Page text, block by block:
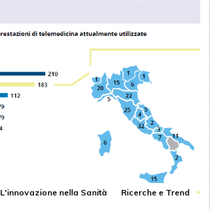
L'innovazione nella Sanità Ricerche e Trend